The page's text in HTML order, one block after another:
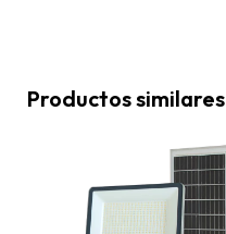
Productos similares